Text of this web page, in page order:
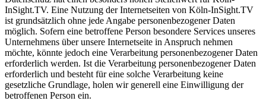
InSight.TV. Eine Nutzung der Internetseiten von Köln-InSight.TV
ist grundsätzlich ohne jede Angabe personenbezogener Daten
möglich. Sofern eine betroffene Person besondere Services unseres
Unternehmens über unsere Internetseite in Anspruch nehmen
möchte, könnte jedoch eine Verarbeitung personenbezogener Daten
erforderlich werden. Ist die Verarbeitung personenbezogener Daten
erforderlich und besteht für eine solche Verarbeitung keine
gesetzliche Grundlage, holen wir generell eine Einwilligung der
betroffenen Person ein.